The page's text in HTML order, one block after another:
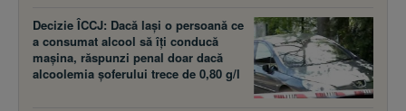
Decizie ÎCCJ: Dacă laşi o persoană ce
a consumat alcool să îţi conducă
maşina, răspunzi penal doar dacă
alcoolemia şoferului trece de 0,80 g/l